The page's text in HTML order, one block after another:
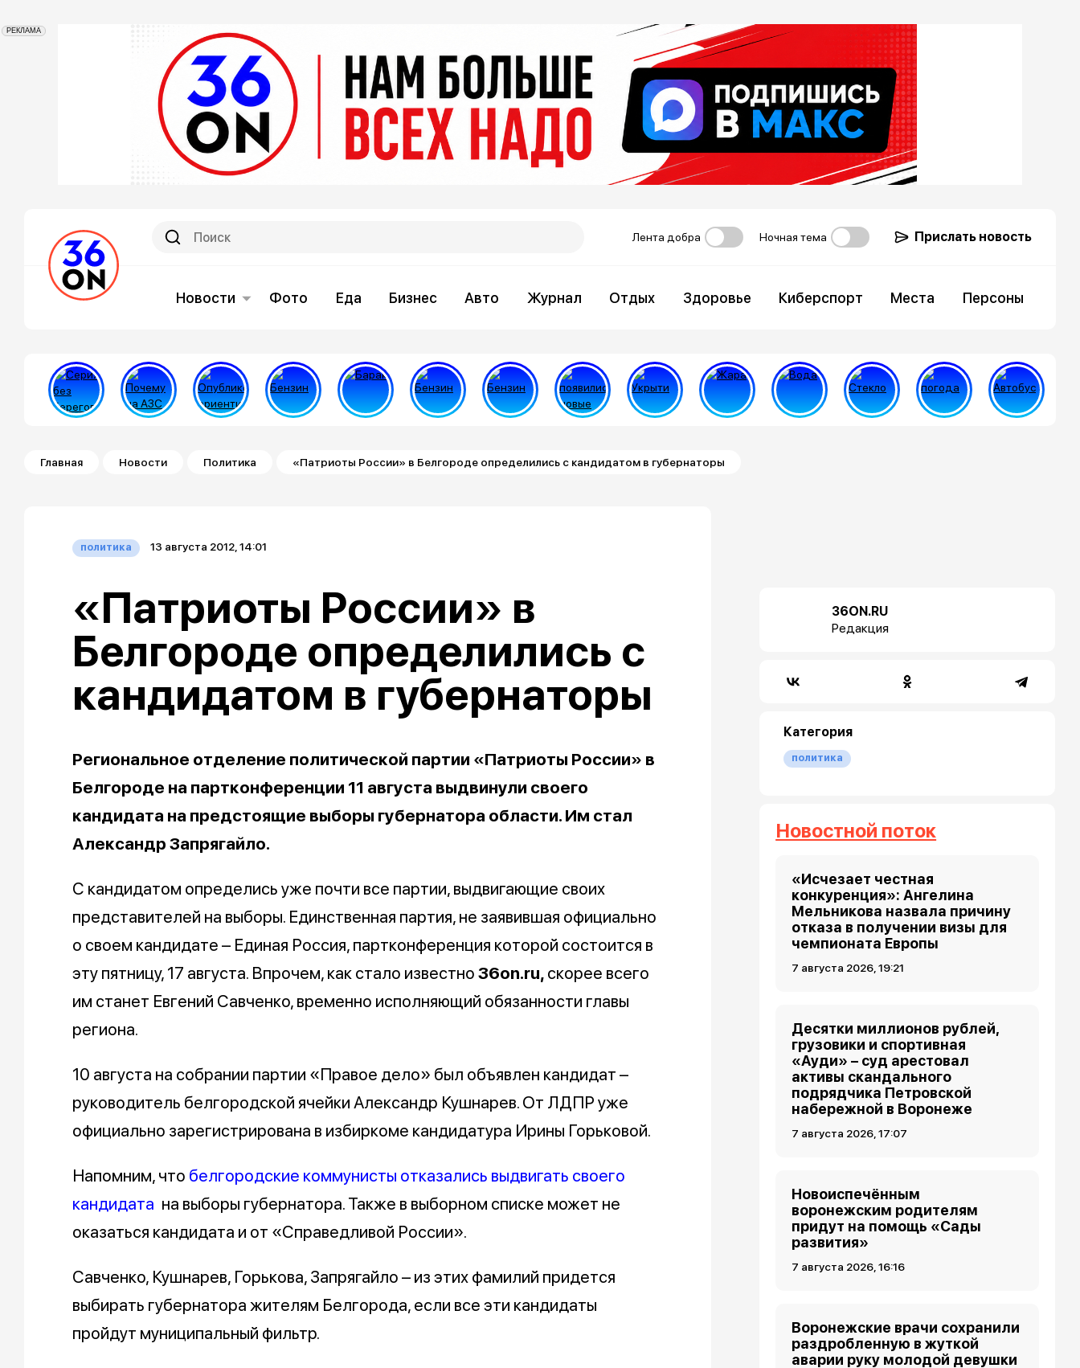
РЕКЛАМА
Лента добра Ночная тема Прислать новость
Новости Фото Еда Бизнес Авто Журнал Отдых Здоровье Киберспорт Места Персоны
Строка навигации
Главная Новости Политика «Патриоты России» в Белгороде определились с кандидатом в губернаторы
политика 13 августа 2012, 14:01
«Патриоты России» в
Белгороде определились с
кандидатом в губернаторы
Региональное отделение политической партии «Патриоты России» в
Белгороде на партконференции 11 августа выдвинули своего
кандидата на предстоящие выборы губернатора области. Им стал
Александр Запрягайло.
С кандидатом определись уже почти все партии, выдвигающие своих
представителей на выборы. Единственная партия, не заявившая официально
о своем кандидате – Единая Россия, партконференция которой состоится в
эту пятницу, 17 августа. Впрочем, как стало известно 36on.ru, скорее всего
им станет Евгений Савченко, временно исполняющий обязанности главы
региона.
10 августа на собрании партии «Правое дело» был объявлен кандидат –
руководитель белгородской ячейки Александр Кушнарев. От ЛДПР уже
официально зарегистрирована в избиркоме кандидатура Ирины Горьковой.
Напомним, что белгородские коммунисты отказались выдвигать своего
кандидата на выборы губернатора. Также в выборном списке может не
оказаться кандидата и от «Справедливой России».
Савченко, Кушнарев, Горькова, Запрягайло – из этих фамилий придется
выбирать губернатора жителям Белгорода, если все эти кандидаты
пройдут муниципальный фильтр.
36ON.RU
Редакция
Категория
политика
Новостной поток
«Исчезает честная
конкуренция»: Ангелина
Мельникова назвала причину
отказа в получении визы для
чемпионата Европы
7 августа 2026, 19:21
Десятки миллионов рублей,
грузовики и спортивная
«Ауди» – суд арестовал
активы скандального
подрядчика Петровской
набережной в Воронеже
7 августа 2026, 17:07
Новоиспечённым
воронежским родителям
придут на помощь «Сады
развития»
7 августа 2026, 16:16
Воронежские врачи сохранили
раздробленную в жуткой
аварии руку молодой девушки